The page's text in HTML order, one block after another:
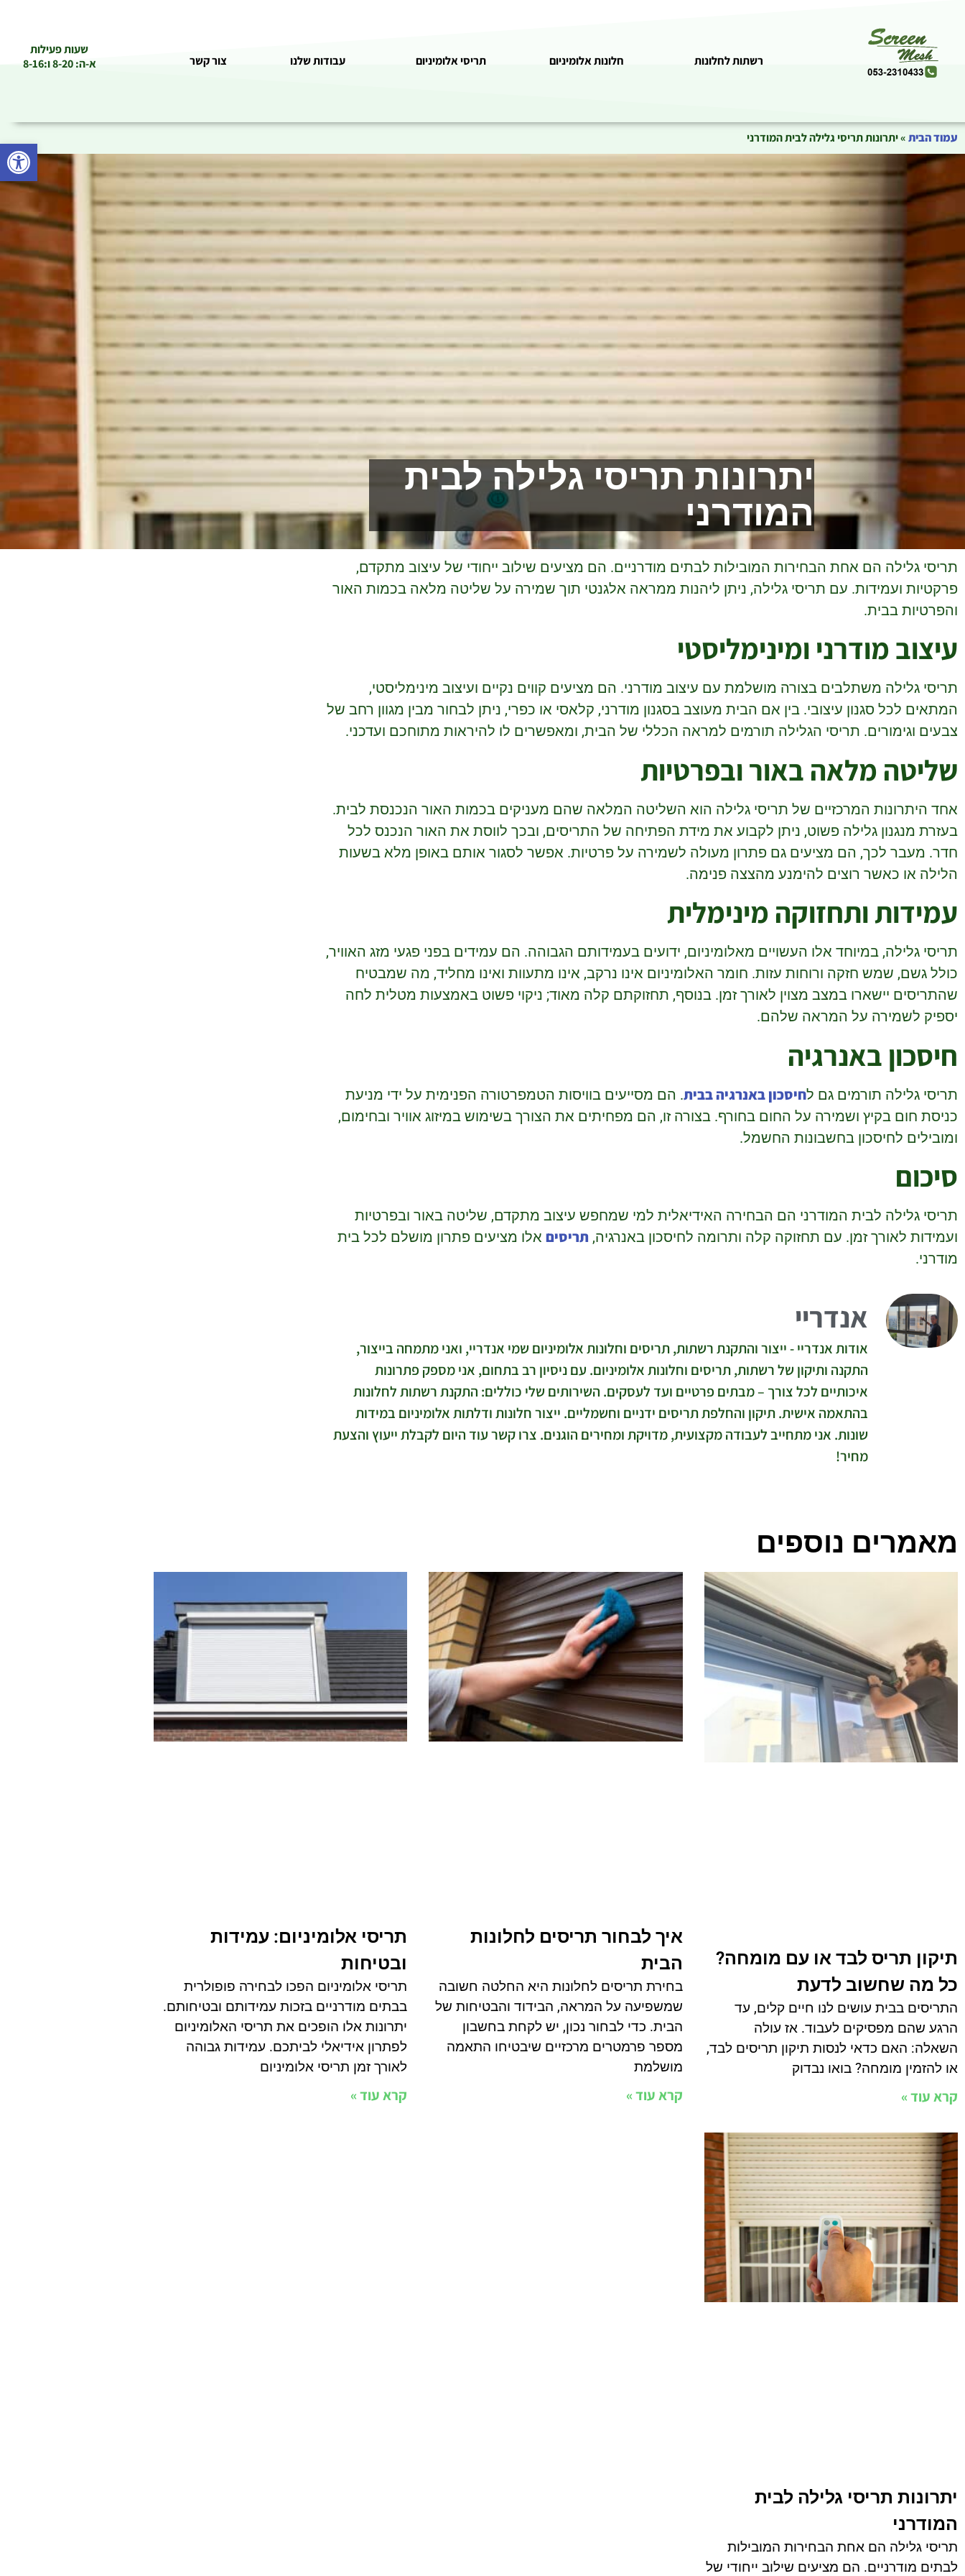
רשתות לחלונות חלונות אלומיניום תריסי אלומיניום עבודות שלנו צור קשר
שעות פעילות
א-ה: 8-20 ו:8-16
עמוד הבית»יתרונות תריסי גלילה לבית המודרני
יתרונות תריסי גלילה לבית
המודרני
תריסי גלילה הם אחת הבחירות המובילות לבתים מודרניים. הם מציעים שילוב ייחודי של עיצוב מתקדם,
פרקטיות ועמידות. עם תריסי גלילה, ניתן ליהנות ממראה אלגנטי תוך שמירה על שליטה מלאה בכמות האור
והפרטיות בבית.
עיצוב מודרני ומינימליסטי
תריסי גלילה משתלבים בצורה מושלמת עם עיצוב מודרני. הם מציעים קווים נקיים ועיצוב מינימליסטי,
המתאים לכל סגנון עיצובי. בין אם הבית מעוצב בסגנון מודרני, קלאסי או כפרי, ניתן לבחור מבין מגוון רחב של
צבעים וגימורים. תריסי הגלילה תורמים למראה הכללי של הבית, ומאפשרים לו להיראות מתוחכם ועדכני.
שליטה מלאה באור ובפרטיות
אחד היתרונות המרכזיים של תריסי גלילה הוא השליטה המלאה שהם מעניקים בכמות האור הנכנסת לבית.
בעזרת מנגנון גלילה פשוט, ניתן לקבוע את מידת הפתיחה של התריסים, ובכך לווסת את האור הנכנס לכל
חדר. מעבר לכך, הם מציעים גם פתרון מעולה לשמירה על פרטיות. אפשר לסגור אותם באופן מלא בשעות
הלילה או כאשר רוצים להימנע מהצצה פנימה.
עמידות ותחזוקה מינימלית
תריסי גלילה, במיוחד אלו העשויים מאלומיניום, ידועים בעמידותם הגבוהה. הם עמידים בפני פגעי מזג האוויר,
כולל גשם, שמש חזקה ורוחות עזות. חומר האלומיניום אינו נרקב, אינו מתעוות ואינו מחליד, מה שמבטיח
שהתריסים יישארו במצב מצוין לאורך זמן. בנוסף, תחזוקתם קלה מאוד; ניקוי פשוט באמצעות מטלית לחה
יספיק לשמירה על המראה שלהם.
חיסכון באנרגיה
תריסי גלילה תורמים גם לחיסכון באנרגיה בבית. הם מסייעים בוויסות הטמפרטורה הפנימית על ידי מניעת
כניסת חום בקיץ ושמירה על החום בחורף. בצורה זו, הם מפחיתים את הצורך בשימוש במיזוג אוויר ובחימום,
ומובילים לחיסכון בחשבונות החשמל.
סיכום
תריסי גלילה לבית המודרני הם הבחירה האידיאלית למי שמחפש עיצוב מתקדם, שליטה באור ובפרטיות
ועמידות לאורך זמן. עם תחזוקה קלה ותרומה לחיסכון באנרגיה, תריסים אלו מציעים פתרון מושלם לכל בית
מודרני.
אנדריי
אודות אנדריי - ייצור והתקנת רשתות, תריסים וחלונות אלומיניום שמי אנדריי, ואני מתמחה בייצור,
התקנה ותיקון של רשתות, תריסים וחלונות אלומיניום. עם ניסיון רב בתחום, אני מספק פתרונות
איכותיים לכל צורך – מבתים פרטיים ועד לעסקים. השירותים שלי כוללים: התקנת רשתות לחלונות
בהתאמה אישית. תיקון והחלפת תריסים ידניים וחשמליים. ייצור חלונות ודלתות אלומיניום במידות
שונות. אני מתחייב לעבודה מקצועית, מדויקת ומחירים הוגנים. צרו קשר עוד היום לקבלת ייעוץ והצעת
מחיר!
מאמרים נוספים
תיקון תריס לבד או עם מומחה?
כל מה שחשוב לדעת
התריסים בבית עושים לנו חיים קלים, עד
הרגע שהם מפסיקים לעבוד. אז עולה
השאלה: האם כדאי לנסות תיקון תריסים לבד,
או להזמין מומחה? בואו נבדוק
קרא עוד »
איך לבחור תריסים לחלונות
הבית
בחירת תריסים לחלונות היא החלטה חשובה
שמשפיעה על המראה, הבידוד והבטיחות של
הבית. כדי לבחור נכון, יש לקחת בחשבון
מספר פרמטרים מרכזיים שיבטיחו התאמה
מושלמת
קרא עוד »
תריסי אלומיניום: עמידות
ובטיחות
תריסי אלומיניום הפכו לבחירה פופולרית
בבתים מודרניים בזכות עמידותם ובטיחותם.
יתרונות אלו הופכים את תריסי האלומיניום
לפתרון אידיאלי לביתכם. עמידות גבוהה
לאורך זמן תריסי אלומיניום
קרא עוד »
יתרונות תריסי גלילה לבית
המודרני
תריסי גלילה הם אחת הבחירות המובילות
לבתים מודרניים. הם מציעים שילוב ייחודי של
פתח